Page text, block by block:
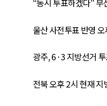
“동시 투표하겠다”
울산 사전투표 반영
광주, 6·3 지방선거
전북 오후 2시 현재